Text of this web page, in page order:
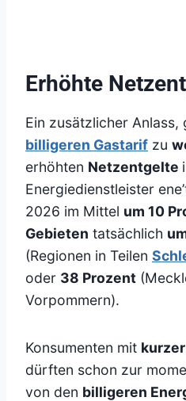
Erhöhte
Ein zusätzlicher Anlass,
billigeren Gastarif zu
erhöhten Netzentgelte
Energiedienstleister
2026 im Mittel um 10
Gebieten tatsächlich
(Regionen in Teilen
oder 38 Prozent
Vorpommern).
Konsumenten mit
dürften schon zur
von den billigeren